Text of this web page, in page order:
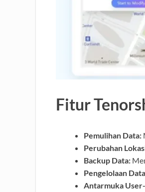
Fitur
Pemulihan Data:
Perubahan
Backup Data:
Pengelolaan
Antarmuka